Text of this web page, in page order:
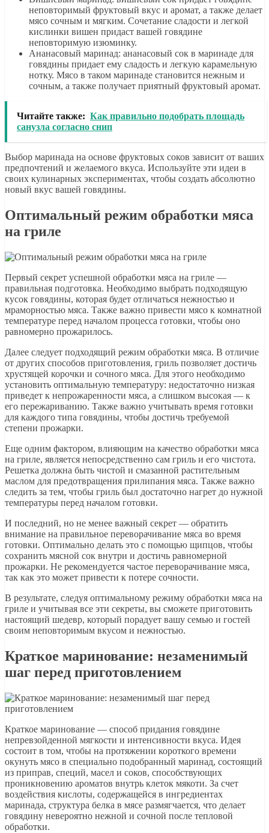
неповторимый фруктовый вкус и аромат, а также делает
мясо сочным и мягким. Сочетание сладости и легкой
кислинки вишен придаст вашей говядине
неповторимую изюминку.
Ананасовый маринад: ананасовый сок в маринаде для
говядины придает ему сладость и легкую карамельную
нотку. Мясо в таком маринаде становится нежным и
сочным, а также получает приятный фруктовый аромат.
Читайте также: Как правильно подобрать площадь
санузла согласно снип
Выбор маринада на основе фруктовых соков зависит от ваших
предпочтений и желаемого вкуса. Используйте эти идеи в
своих кулинарных экспериментах, чтобы создать абсолютно
новый вкус вашей говядины.
Оптимальный режим обработки мяса
на гриле
Первый секрет успешной обработки мяса на гриле —
правильная подготовка. Необходимо выбрать подходящую
кусок говядины, которая будет отличаться нежностью и
мраморностью мяса. Также важно привести мясо к комнатной
температуре перед началом процесса готовки, чтобы оно
равномерно прожарилось.
Далее следует подходящий режим обработки мяса. В отличие
от других способов приготовления, гриль позволяет достичь
хрустящей корочки и сочного мяса. Для этого необходимо
установить оптимальную температуру: недостаточно низкая
приведет к непрожаренности мяса, а слишком высокая — к
его пережариванию. Также важно учитывать время готовки
для каждого типа говядины, чтобы достичь требуемой
степени прожарки.
Еще одним фактором, влияющим на качество обработки мяса
на гриле, является непосредственно сам гриль и его чистота.
Решетка должна быть чистой и смазанной растительным
маслом для предотвращения прилипания мяса. Также важно
следить за тем, чтобы гриль был достаточно нагрет до нужной
температуры перед началом готовки.
И последний, но не менее важный секрет — обратить
внимание на правильное переворачивание мяса во время
готовки. Оптимально делать это с помощью щипцов, чтобы
сохранить мясной сок внутри и достичь равномерной
прожарки. Не рекомендуется частое переворачивание мяса,
так как это может привести к потере сочности.
В результате, следуя оптимальному режиму обработки мяса на
гриле и учитывая все эти секреты, вы сможете приготовить
настоящий шедевр, который порадует вашу семью и гостей
своим неповторимым вкусом и нежностью.
Краткое маринование: незаменимый
шаг перед приготовлением
Краткое маринование — способ придания говядине
непревзойденной мягкости и интенсивности вкуса. Идея
состоит в том, чтобы на протяжении короткого времени
окунуть мясо в специально подобранный маринад, состоящий
из приправ, специй, масел и соков, способствующих
проникновению ароматов внутрь клеток мякоти. За счет
воздействия кислоты, содержащейся в ингредиентах
маринада, структура белка в мясе размягчается, что делает
говядину невероятно нежной и сочной после тепловой
обработки.